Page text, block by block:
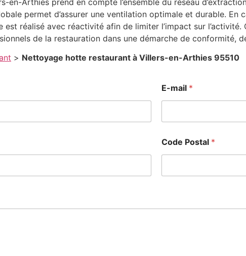
en-Arthies prend en compte l’ensemble du réseau
permet d’assurer une ventilation optimale et durable. En
est réalisé avec réactivité afin de limiter l’impact sur
de la restauration dans une démarche de conformité,
> Nettoyage hotte restaurant à Villers-en-Arthies 95510
E-mail *
Code Postal *